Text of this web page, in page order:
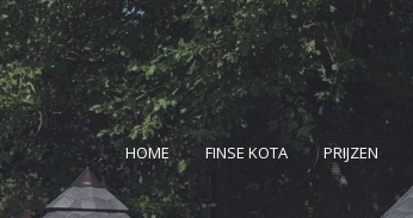
HOME FINSE KOTA PRIJZEN